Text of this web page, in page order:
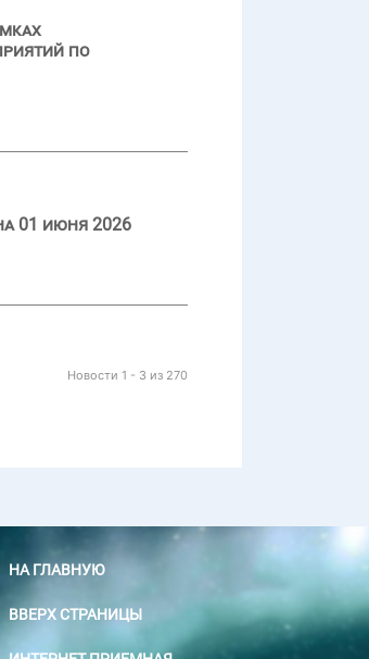
по
01 июня 2026
Новости 1 - 3 из 270
НА ГЛАВНУЮ
ВВЕРХ СТРАНИЦЫ